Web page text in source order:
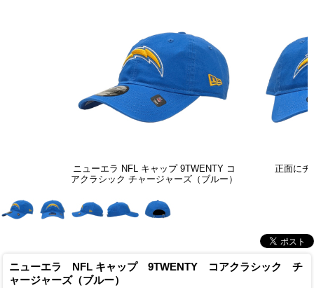
ニューエラ NFL キャップ 9TWENTY コ
アクラシック チャージャーズ（ブルー）
正面にチ
ニューエラ NFL キャップ 9TWENTY コアクラシック チ
ャージャーズ（ブルー）